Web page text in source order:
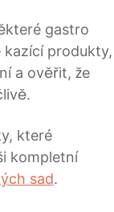
gastro
kazící produkty,
a ověřit, že
které
kompletní
sad.